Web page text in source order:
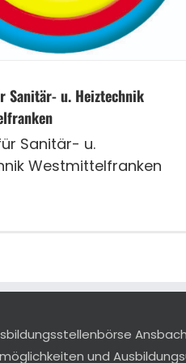
Sanitär- u. Heiztechnik
Sanitär- u.
Westmittelfranken
und